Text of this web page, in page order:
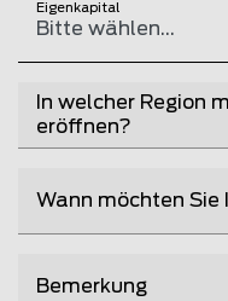
Bitte wählen...
Eigenkapital
In welcher Region
eröffnen?
Wann möchten
Bemerkung